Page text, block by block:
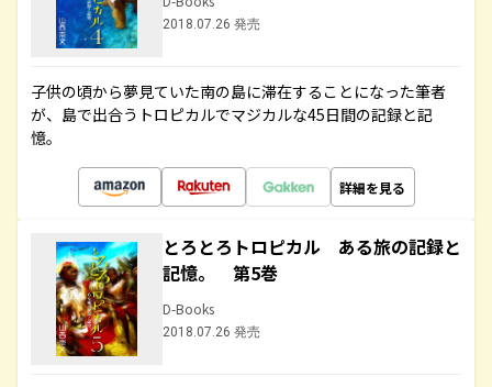
2018.07.26 発売
子供の頃から夢見ていた南の島に滞在することになった筆者
が、島で出合うトロピカルでマジカルな45日間の記録と記
憶。
詳細を見る
とろとろトロピカル ある旅の記録と
記憶。 第5巻
D-Books
2018.07.26 発売